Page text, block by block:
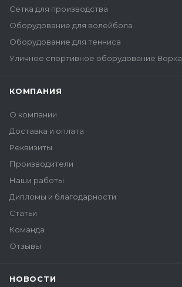
Сетка для производства
Оборудование для волейбола
Оборудование для тенниса
Уличное спортивное оборудование
КОМПАНИЯ
О компании
Доставка и оплата
Реквизиты
Производители
Наши работы
Дипломы и благодарности
Статьи
Команда
Отзывы
НОВОСТИ